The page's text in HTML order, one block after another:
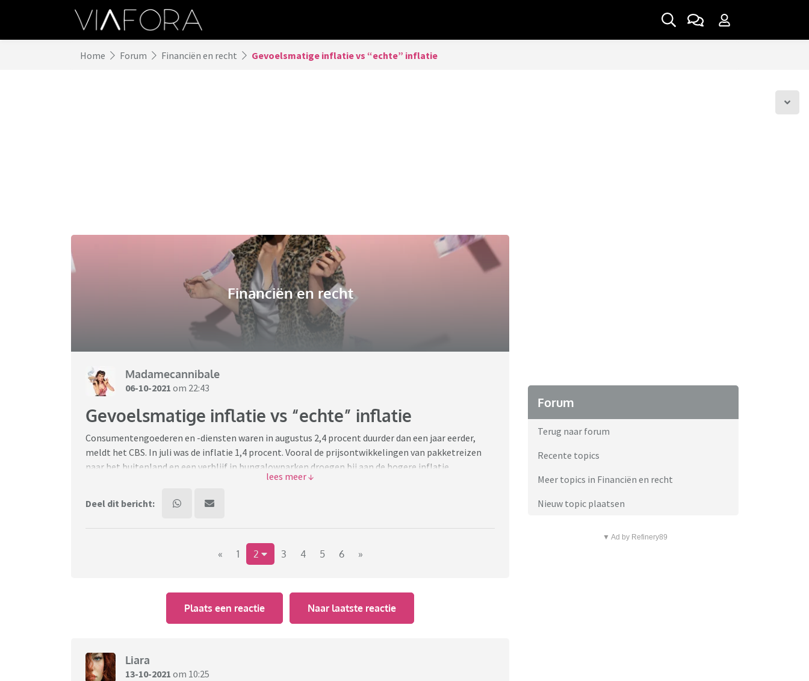
Home Forum Financiën en recht Gevoelsmatige inflatie vs “echte” inflatie
Financiën en recht
Madamecannibale
06-10-2021 om 22:43
Gevoelsmatige inflatie vs “echte” inflatie
Consumentengoederen en -diensten waren in augustus 2,4 procent duurder dan een jaar eerder,
meldt het CBS. In juli was de inflatie 1,4 procent. Vooral de prijsontwikkelingen van pakketreizen
naar het buitenland en een verblijf in bungalowparken droegen bij aan de hogere inflatie.
het gevoel in de supermarkt of een restaurant veel duurder uit te zijn maar ook de huizenprijzen,
brandstofprijzen, zorgkosten en energieprijzen rijzen de pan uit. Hoe kan het dat het gevoel en de
Deel dit bericht:
« 1 2 3 4 5 6 »
Plaats een reactie Naar laatste reactie
Liara
13-10-2021 om 10:25
Forum
Terug naar forum
Recente topics
Meer topics in Financiën en recht
Nieuw topic plaatsen
▼ Ad by Refinery89